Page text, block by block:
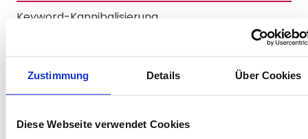
Zustimmung Details Über Cookies
Diese Webseite verwendet Cookies
Keyword-Kannibalisierung
Klickrate
Knowledge Graph
L